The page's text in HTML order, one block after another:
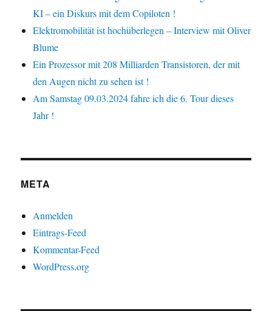
KI – ein Diskurs mit dem Copiloten !
Elektromobilität ist hochüberlegen – Interview mit Oliver
Blume
Ein Prozessor mit 208 Milliarden Transistoren, der mit
den Augen nicht zu sehen ist !
Am Samstag 09.03.2024 fahre ich die 6. Tour dieses
Jahr !
META
Anmelden
Eintrags-Feed
Kommentar-Feed
WordPress.org